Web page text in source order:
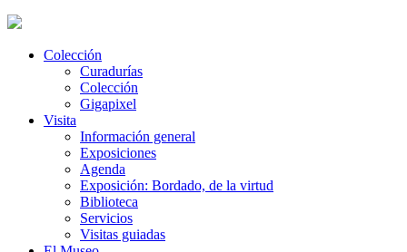
Colección
Curadurías
Colección
Gigapixel
Visita
Información general
Exposiciones
Agenda
Exposición: Bordado, de la virtud
Biblioteca
Servicios
Visitas guiadas